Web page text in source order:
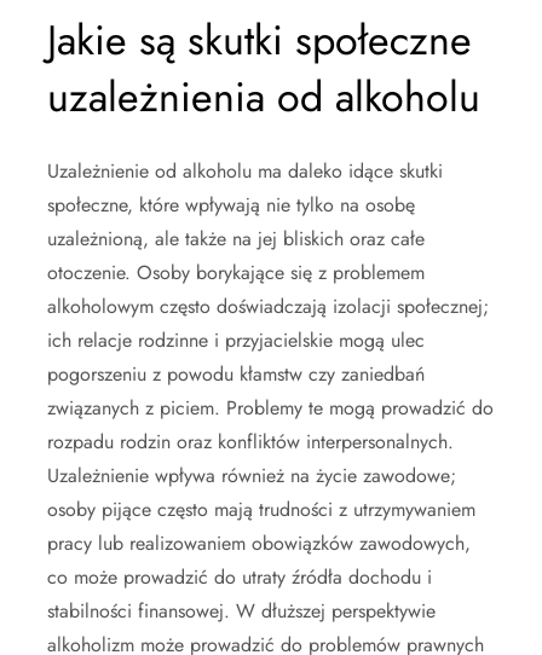
Jakie są skutki społeczne
uzależnienia od alkoholu
Uzależnienie od alkoholu ma daleko idące skutki
społeczne, które wpływają nie tylko na osobę
uzależnioną, ale także na jej bliskich oraz całe
otoczenie. Osoby borykające się z problemem
alkoholowym często doświadczają izolacji społecznej;
ich relacje rodzinne i przyjacielskie mogą ulec
pogorszeniu z powodu kłamstw czy zaniedbań
związanych z piciem. Problemy te mogą prowadzić do
rozpadu rodzin oraz konfliktów interpersonalnych.
Uzależnienie wpływa również na życie zawodowe;
osoby pijące często mają trudności z utrzymywaniem
pracy lub realizowaniem obowiązków zawodowych,
co może prowadzić do utraty źródła dochodu i
stabilności finansowej. W dłuższej perspektywie
alkoholizm może prowadzić do problemów prawnych